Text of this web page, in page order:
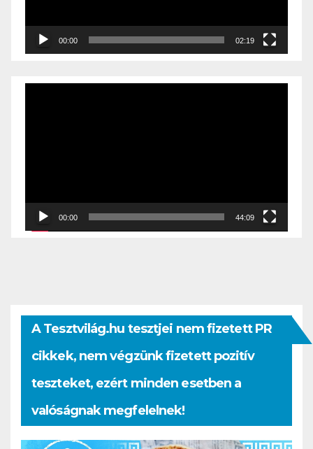
00:00 02:19
00:00 44:09
A Tesztvilág.hu tesztjei nem fizetett PR
cikkek, nem végzünk fizetett pozitív
teszteket, ezért minden esetben a
valóságnak megfelelnek!